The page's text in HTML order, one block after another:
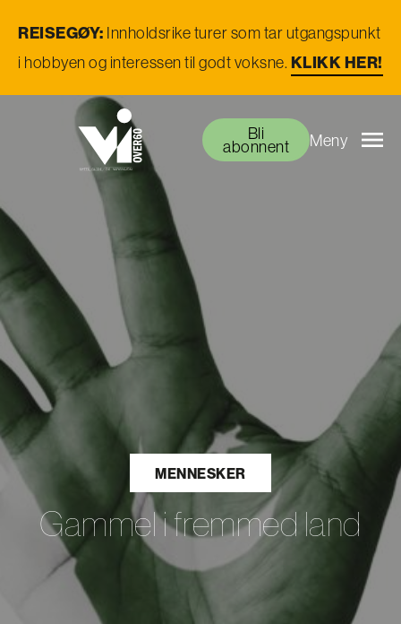
REISEGØY: Innholdsrike turer som tar utgangspunkt
i hobbyen og interessen til godt voksne.KLIKK HER!
Bli
abonnent Meny
MENNESKER
Gammel i fremmed land